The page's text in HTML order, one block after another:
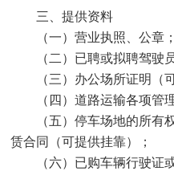
三、提供资料
（一）营业执照、公章；
（二）已聘或拟聘驾驶
（三）办公场所证明（
（四）道路运输各项管
（五）停车场地的所有
赁合同（可提供挂靠）；
（六）已购车辆行驶证